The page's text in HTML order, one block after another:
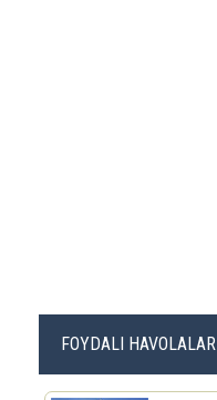
FOYDALI HAVOLALAR